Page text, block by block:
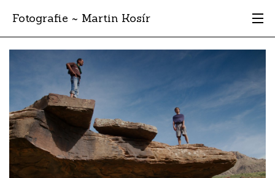
Fotografie ~ Martin Kosír
Moje obľúbené
Miesta
Archív
Vyhľadávanie